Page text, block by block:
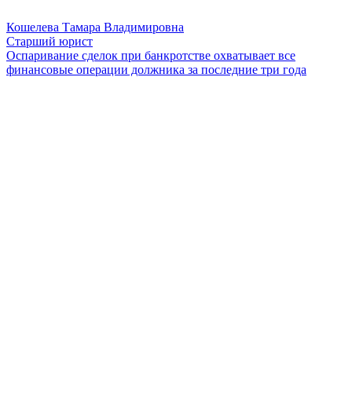
Кошелева Тамара Владимировна
Старший юрист
Оспаривание сделок при банкротстве охватывает все
финансовые операции должника за последние три года